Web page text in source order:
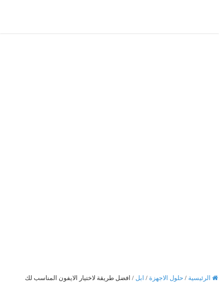
الرئيسية / حلول الاجهزة / ابل / افضل طريقة لاختيار الايفون المناسب لك